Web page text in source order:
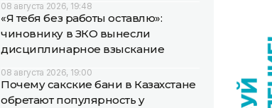
08 августа 2026, 19:48
«Я тебя без работы оставлю»:
чиновнику в ЗКО вынесли
дисциплинарное взыскание
08 августа 2026, 19:00
Почему сакские бани в Казахстане
обретают популярность у